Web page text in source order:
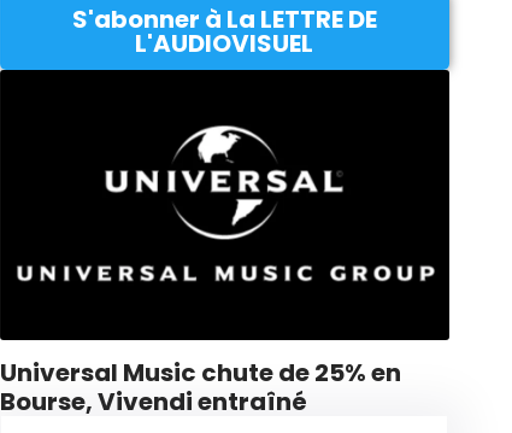
S'abonner à La LETTRE DE
L'AUDIOVISUEL
Universal Music chute de 25% en
Bourse, Vivendi entraîné